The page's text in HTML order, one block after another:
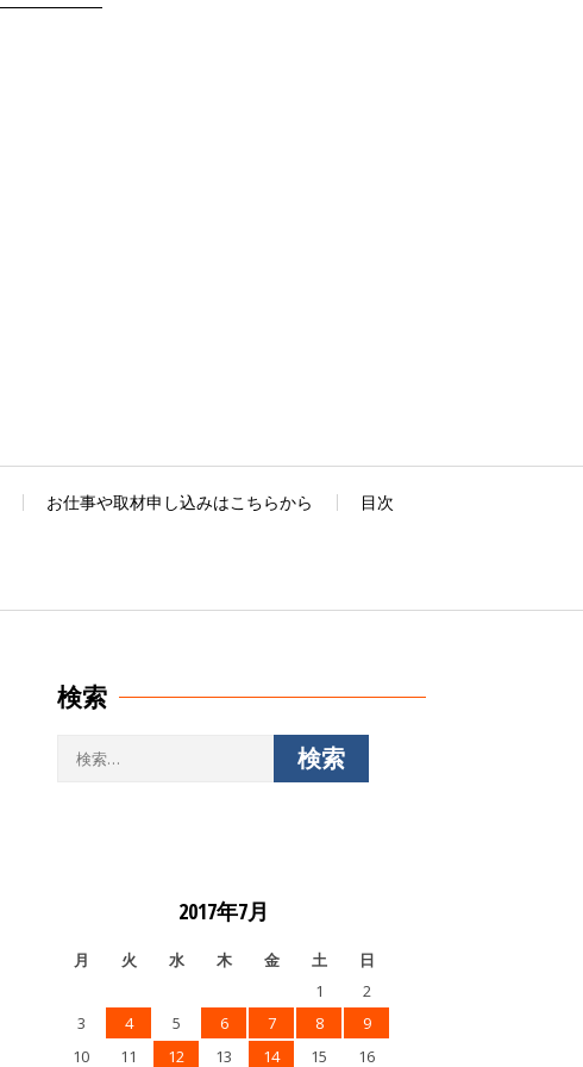
お仕事や取材申し込みはこちらから 目次
検索
2017年7月
月 火 水 木 金 土
日
1
2
3
4 5 6 7 8
9
10
11 12 13 14 15
16